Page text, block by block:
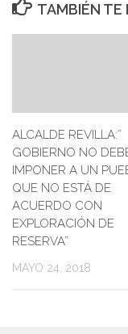
TAMBIÉN TE
ALCALDE REVILLA:”
GOBIERNO NO
IMPONER A UN
QUE NO ESTÁ DE
ACUERDO CON
EXPLORACIÓN DE
RESERVA”
MAYO 24, 2018